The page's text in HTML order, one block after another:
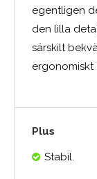
egentligen
den lilla
särskilt
ergonomiskt
Plus
Stabil.